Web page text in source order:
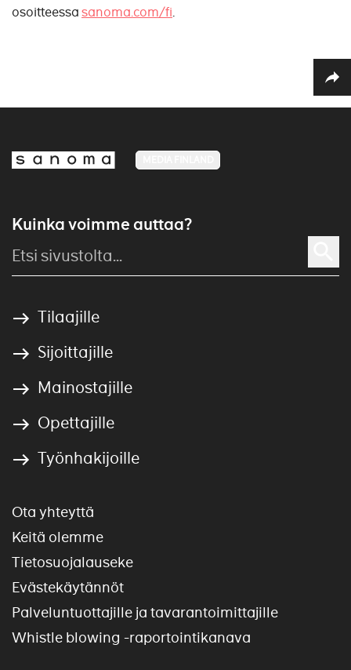
osoitteessasanoma.com/fi.
Kuinka voimme auttaa?
Tilaajille
Sijoittajille
Mainostajille
Opettajille
Työnhakijoille
Ota yhteyttä
Keitä olemme
Tietosuojalauseke
Evästekäytännöt
Palveluntuottajille ja tavarantoimittajille
Whistle blowing -raportointikanava